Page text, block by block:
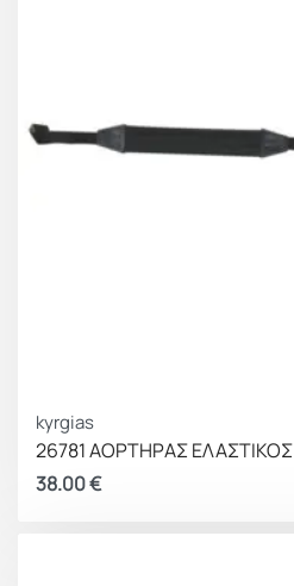
kyrgias
26781 ΑΟΡΤΗΡΑΣ ΕΛΑΣΤΙΚΟΣ
38.00€